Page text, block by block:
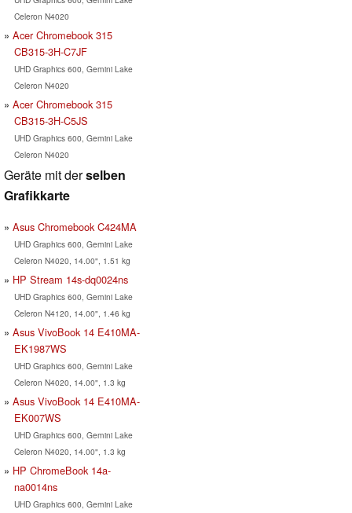
Celeron N4020
Acer Chromebook 315
CB315-3H-C7JF
UHD Graphics 600, Gemini Lake
Celeron N4020
Acer Chromebook 315
CB315-3H-C5JS
UHD Graphics 600, Gemini Lake
Celeron N4020
Geräte mit derselben
Grafikkarte
Asus Chromebook C424MA
UHD Graphics 600, Gemini Lake
Celeron N4020, 14.00", 1.51 kg
HP Stream 14s-dq0024ns
UHD Graphics 600, Gemini Lake
Celeron N4120, 14.00", 1.46 kg
Asus VivoBook 14 E410MA-
EK1987WS
UHD Graphics 600, Gemini Lake
Celeron N4020, 14.00", 1.3 kg
Asus VivoBook 14 E410MA-
EK007WS
UHD Graphics 600, Gemini Lake
Celeron N4020, 14.00", 1.3 kg
HP ChromeBook 14a-
na0014ns
UHD Graphics 600, Gemini Lake